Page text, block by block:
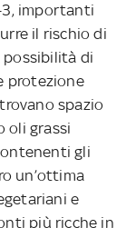
importanti
il rischio di
possibilità di
protezione
spazio
oli grassi
gli
un’ottima
e
più ricche in